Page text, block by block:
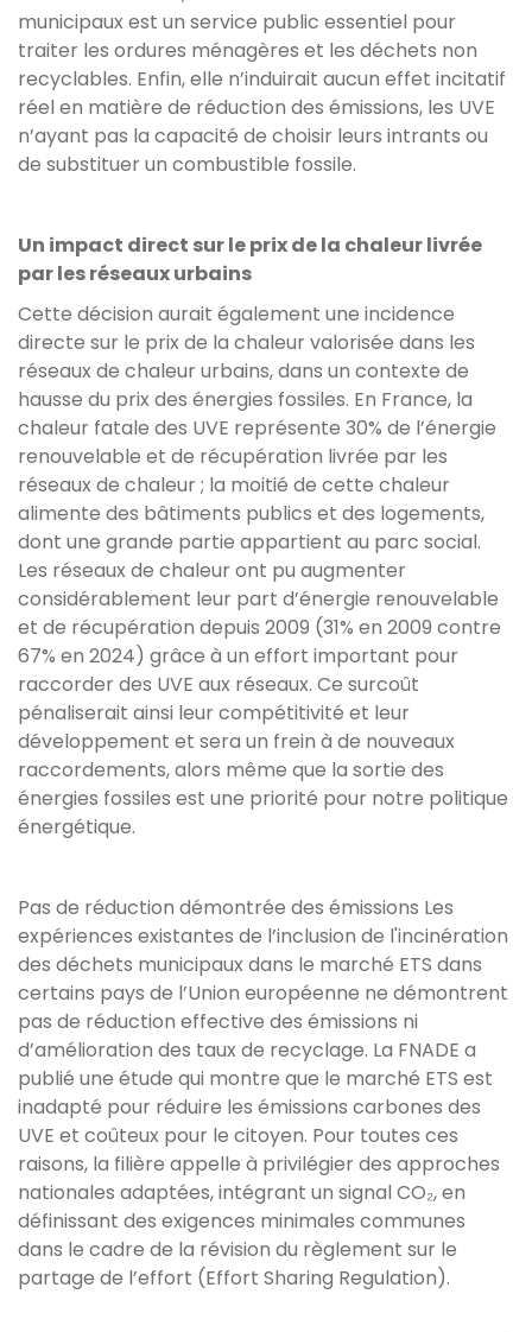
municipaux est un service public essentiel pour
traiter les ordures ménagères et les déchets non
recyclables. Enfin, elle n’induirait aucun effet incitatif
réel en matière de réduction des émissions, les UVE
n’ayant pas la capacité de choisir leurs intrants ou
de substituer un combustible fossile.
Un impact direct sur le prix de la chaleur livrée
par les réseaux urbains
Cette décision aurait également une incidence
directe sur le prix de la chaleur valorisée dans les
réseaux de chaleur urbains, dans un contexte de
hausse du prix des énergies fossiles. En France, la
chaleur fatale des UVE représente 30% de l’énergie
renouvelable et de récupération livrée par les
réseaux de chaleur ; la moitié de cette chaleur
alimente des bâtiments publics et des logements,
dont une grande partie appartient au parc social.
Les réseaux de chaleur ont pu augmenter
considérablement leur part d’énergie renouvelable
et de récupération depuis 2009 (31% en 2009 contre
67% en 2024) grâce à un effort important pour
raccorder des UVE aux réseaux. Ce surcoût
pénaliserait ainsi leur compétitivité et leur
développement et sera un frein à de nouveaux
raccordements, alors même que la sortie des
énergies fossiles est une priorité pour notre politique
énergétique.
Pas de réduction démontrée des émissions Les
expériences existantes de l’inclusion de l'incinération
des déchets municipaux dans le marché ETS dans
certains pays de l’Union européenne ne démontrent
pas de réduction effective des émissions ni
d’amélioration des taux de recyclage. La FNADE a
publié une étude qui montre que le marché ETS est
inadapté pour réduire les émissions carbones des
UVE et coûteux pour le citoyen. Pour toutes ces
raisons, la filière appelle à privilégier des approches
nationales adaptées, intégrant un signal CO₂, en
définissant des exigences minimales communes
dans le cadre de la révision du règlement sur le
partage de l’effort (Effort Sharing Regulation).